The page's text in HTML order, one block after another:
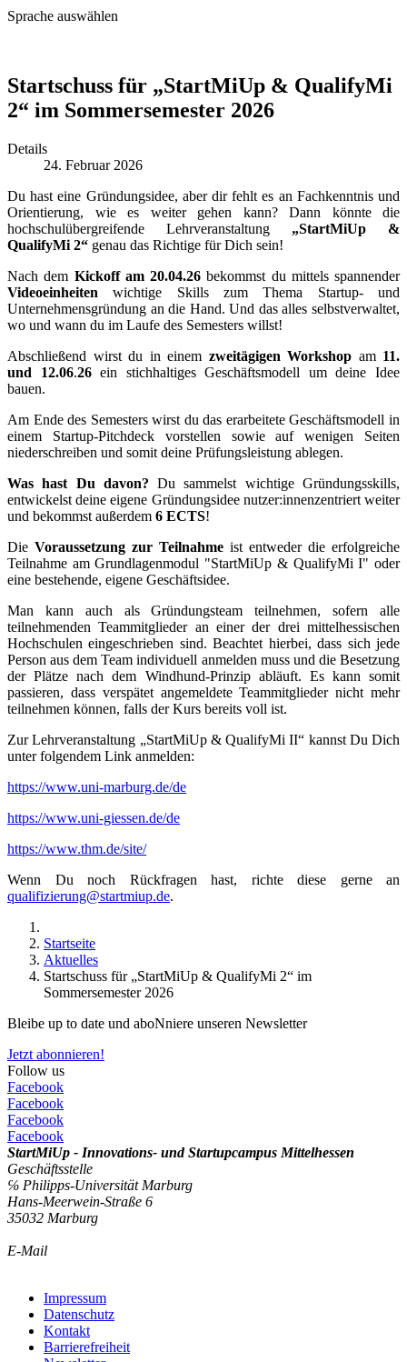
Sprache auswählen
Startschuss für „StartMiUp & QualifyMi
2“ im Sommersemester 2026
Details
24. Februar 2026
Du hast eine Gründungsidee, aber dir fehlt es an Fachkenntnis und
Orientierung, wie es weiter gehen kann? Dann könnte die
hochschulübergreifende Lehrveranstaltung „StartMiUp &
QualifyMi 2“ genau das Richtige für Dich sein!
Nach dem Kickoff am 20.04.26 bekommst du mittels spannender
Videoeinheiten wichtige Skills zum Thema Startup- und
Unternehmensgründung an die Hand. Und das alles selbstverwaltet,
wo und wann du im Laufe des Semesters willst!
Abschließend wirst du in einem zweitägigen Workshop am 11.
und 12.06.26ein stichhaltiges Geschäftsmodell um deine Idee
bauen.
Am Ende des Semesters wirst du das erarbeitete Geschäftsmodell in
einem Startup-Pitchdeck vorstellen sowie auf wenigen Seiten
niederschreiben und somit deine Prüfungsleistung ablegen.
Was hast Du davon? Du sammelst wichtige Gründungsskills,
entwickelst deine eigene Gründungsidee nutzer:innenzentriert weiter
und bekommst außerdem 6 ECTS!
Die Voraussetzung zur Teilnahme ist entweder die erfolgreiche
Teilnahme am Grundlagenmodul "StartMiUp & QualifyMi I" oder
eine bestehende, eigene Geschäftsidee.
Man kann auch als Gründungsteam teilnehmen, sofern alle
teilnehmenden Teammitglieder an einer der drei mittelhessischen
Hochschulen eingeschrieben sind. Beachtet hierbei, dass sich jede
Person aus dem Team individuell anmelden muss und die Besetzung
der Plätze nach dem Windhund-Prinzip abläuft. Es kann somit
passieren, dass verspätet angemeldete Teammitglieder nicht mehr
teilnehmen können, falls der Kurs bereits voll ist.
Zur Lehrveranstaltung „StartMiUp & QualifyMi II“ kannst Du Dich
unter folgendem Link anmelden:
https://www.uni-marburg.de/de
https://www.uni-giessen.de/de
https://www.thm.de/site/
Wenn Du noch Rückfragen hast, richte diese gerne an
qualifizierung@startmiup.de.
Startseite
Aktuelles
Startschuss für „StartMiUp & QualifyMi 2“ im
Sommersemester 2026
Bleibe up to date und aboNniere unseren Newsletter
Jetzt abonnieren!
Follow us
Facebook
Facebook
Facebook
Facebook
StartMiUp - Innovations- und Startupcampus Mittelhessen
Geschäftsstelle
℅ Philipps-Universität Marburg
Hans-Meerwein-Straße 6
35032 Marburg
E-Mail
Impressum
Datenschutz
Kontakt
Barrierefreiheit